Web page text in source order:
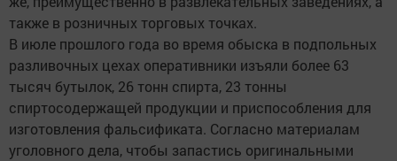
также в розничных торговых точках.
В июле прошлого года во время обыска в подпольных
разливочных цехах оперативники изъяли более 63
тысяч бутылок, 26 тонн спирта, 23 тонны
спиртосодержащей продукции и приспособления для
изготовления фальсификата. Согласно материалам
уголовного дела, чтобы запастись оригинальными